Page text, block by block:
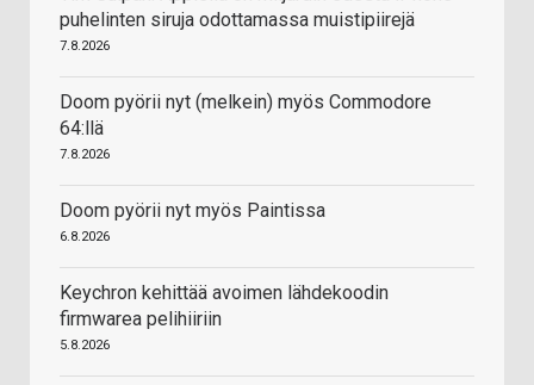
puhelinten siruja odottamassa muistipiirejä
7.8.2026
Doom pyörii nyt (melkein) myös Commodore
64:llä
7.8.2026
Doom pyörii nyt myös Paintissa
6.8.2026
Keychron kehittää avoimen lähdekoodin
firmwarea pelihiiriin
5.8.2026